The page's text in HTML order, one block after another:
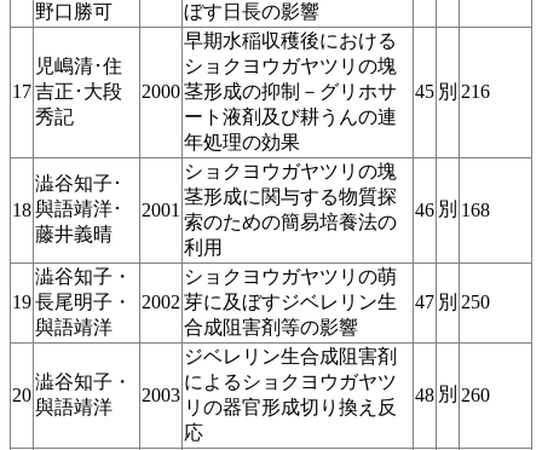
野口勝可
ぼす日長の影響
17
児嶋清･住
吉正･大段
秀記
2000
早期水稲収穫後における
ショクヨウガヤツリの塊
茎形成の抑制－グリホサ
ート液剤及び耕うんの連
年処理の効果
45 別 216
18
澁谷知子･
與語靖洋･
藤井義晴
2001
ショクヨウガヤツリの塊
茎形成に関与する物質探
索のための簡易培養法の
利用
46 別 168
19
澁谷知子・
長尾明子・
與語靖洋
2002
ショクヨウガヤツリの萌
芽に及ぼすジベレリン生
合成阻害剤等の影響
47 別 250
20
澁谷知子・
與語靖洋
2003
ジベレリン生合成阻害剤
によるショクヨウガヤツ
リの器官形成切り換え反
応
48 別 260